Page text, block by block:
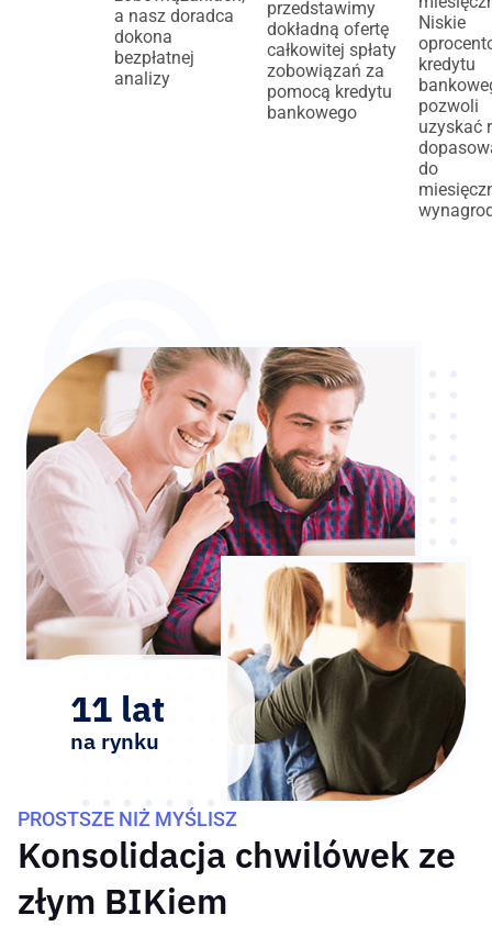
a nasz doradca
dokona
bezpłatnej
analizy
przedstawimy
dokładną ofertę
całkowitej spłaty
zobowiązań za
pomocą kredytu
bankowego
Niskie
kredytu
pozwoli
uzyskać
do
11 lat
na rynku
PROSTSZE NIŻ MYŚLISZ
Konsolidacja chwilówek ze
złym BIKiem